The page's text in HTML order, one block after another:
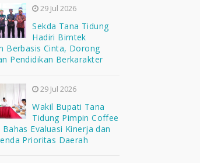
29 Jul 2026
Sekda Tana Tidung
Hadiri Bimtek
Berbasis Cinta, Dorong
Pendidikan Berkarakter
29 Jul 2026
Wakil Bupati Tana
Tidung Pimpin Coffee
Evaluasi Kinerja dan
Prioritas Daerah